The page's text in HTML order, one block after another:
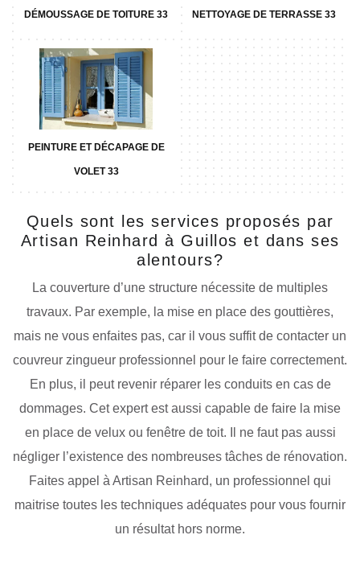
DÉMOUSSAGE DE TOITURE 33 NETTOYAGE DE TERRASSE 33
PEINTURE ET DÉCAPAGE DE
VOLET 33
Quels sont les services proposés par
Artisan Reinhard à Guillos et dans ses
alentours?
La couverture d’une structure nécessite de multiples
travaux. Par exemple, la mise en place des gouttières,
mais ne vous enfaites pas, car il vous suffit de contacter un
couvreur zingueur professionnel pour le faire correctement.
En plus, il peut revenir réparer les conduits en cas de
dommages. Cet expert est aussi capable de faire la mise
en place de velux ou fenêtre de toit. Il ne faut pas aussi
négliger l’existence des nombreuses tâches de rénovation.
Faites appel à Artisan Reinhard, un professionnel qui
maitrise toutes les techniques adéquates pour vous fournir
un résultat hors norme.